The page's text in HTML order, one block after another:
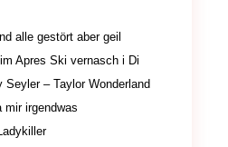
alle gestört aber geil
Apres Ski vernasch i Di
Seyler – Taylor Wonderland
mir irgendwas